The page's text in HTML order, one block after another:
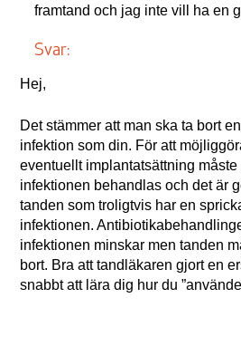
framtand och jag inte vill ha en
Svar:
Hej,
Det stämmer att man ska ta bort
infektion som din. För att
eventuellt implantatsättning måste
infektionen behandlas och det är
tanden som troligtvis har en
infektionen.
infektionen minskar men tanden
bort. Bra att tandläkaren gjort en
snabbt att lära dig hur du